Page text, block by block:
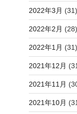
2022年3月 (31)
2022年2月 (28)
2022年1月 (31)
2021年12月
2021年11月
2021年10月